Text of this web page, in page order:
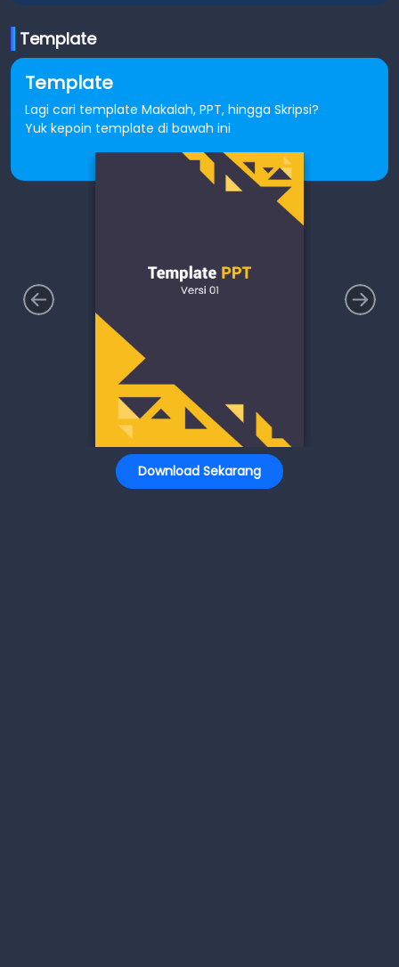
Template
Template
Lagi cari template Makalah, PPT, hingga Skripsi?
Yuk kepoin template di bawah ini
Download Sekarang